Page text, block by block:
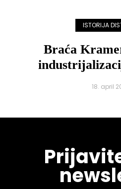
ISTORIJA
Braća
18. april